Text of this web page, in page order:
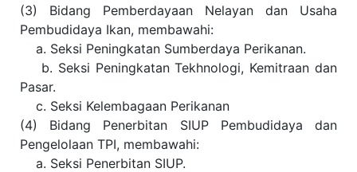
(3) Bidang Pemberdayaan Nelayan dan Usaha
Pembudidaya Ikan, membawahi:
a. Seksi Peningkatan Sumberdaya Perikanan.
b. Seksi Peningkatan Tekhnologi, Kemitraan dan
Pasar.
c. Seksi Kelembagaan Perikanan
(4) Bidang Penerbitan SIUP Pembudidaya dan
Pengelolaan TPI, membawahi:
a. Seksi Penerbitan SIUP.